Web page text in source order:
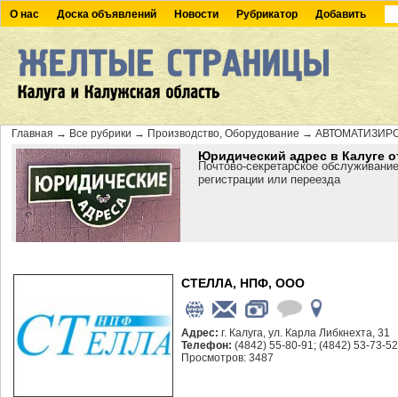
О нас Доска объявлений Новости Рубрикатор Добавить
Главная → Все рубрики → Производство, Оборудование →
Юридический адрес в Калуге
Почтово-секретарское
регистрации или переезда
СТЕЛЛА, НПФ, ООО
Адрес: г. Калуга, ул. Карла Либкнехта, 31
Телефон: (4842) 55-80-91; (4842) 53-73-52
Просмотров: 3487